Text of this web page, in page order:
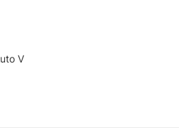
V
Cut v.1053.8.1023.1614